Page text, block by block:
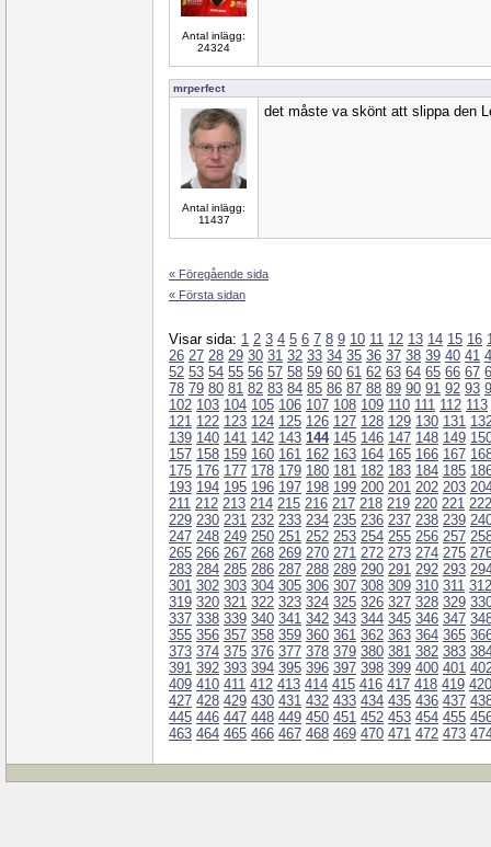
Antal inlägg:
24324
mrperfect
Antal inlägg:
11437
det måste va skönt att slippa den
« Föregående sida
« Första sidan
Visar sida: 1 2 3 4 5 6 7 8 9 10 11 12 13 14 15 16
26 27 28 29 30 31 32 33 34 35 36 37 38 39 40 41
52 53 54 55 56 57 58 59 60 61 62 63 64 65 66 67
78 79 80 81 82 83 84 85 86 87 88 89 90 91 92 93
102 103 104 105 106 107 108 109 110 111 112 113
121 122 123 124 125 126 127 128 129 130 131
139 140 141 142 143 144 145 146 147 148 149
157 158 159 160 161 162 163 164 165 166 167
175 176 177 178 179 180 181 182 183 184 185
193 194 195 196 197 198 199 200 201 202 203
211 212 213 214 215 216 217 218 219 220 221 222
229 230 231 232 233 234 235 236 237 238 239
247 248 249 250 251 252 253 254 255 256 257
265 266 267 268 269 270 271 272 273 274 275
283 284 285 286 287 288 289 290 291 292 293
301 302 303 304 305 306 307 308 309 310 311 312
319 320 321 322 323 324 325 326 327 328 329
337 338 339 340 341 342 343 344 345 346 347
355 356 357 358 359 360 361 362 363 364 365
373 374 375 376 377 378 379 380 381 382 383
391 392 393 394 395 396 397 398 399 400 401
409 410 411 412 413 414 415 416 417 418 419 420
427 428 429 430 431 432 433 434 435 436 437
445 446 447 448 449 450 451 452 453 454 455
463 464 465 466 467 468 469 470 471 472 473